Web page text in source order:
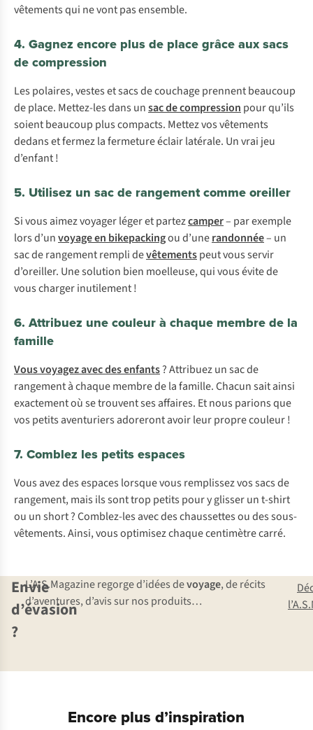
vêtements qui ne vont pas ensemble.
4. Gagnez encore plus de place grâce aux sacs
de compression
Les polaires, vestes et sacs de couchage prennent beaucoup
de place. Mettez-les dans unsac de compression pour qu’ils
soient beaucoup plus compacts. Mettez vos vêtements
dedans et fermez la fermeture éclair latérale. Un vrai jeu
d’enfant !
5. Utilisez un sac de rangement comme oreiller
Si vous aimez voyager léger et partezcamper– par exemple
lors d’unvoyage en bikepackingou d’unerandonnée– un
sac de rangement rempli devêtementspeut vous servir
d’oreiller. Une solution bien moelleuse, qui vous évite de
vous charger inutilement !
6. Attribuez une couleur à chaque membre de la
famille
Vous voyagez avec des enfants? Attribuez un sac de
rangement à chaque membre de la famille. Chacun sait ainsi
exactement où se trouvent ses affaires. Et nous parions que
vos petits aventuriers adoreront avoir leur propre couleur !
7. Comblez les petits espaces
Vous avez des espaces lorsque vous remplissez vos sacs de
rangement, mais ils sont trop petits pour y glisser un t-shirt
ou un short ? Comblez-les avec des chaussettes ou des sous-
vêtements. Ainsi, vous optimisez chaque centimètre carré.
Envie
d’évasion
?
L’A.S.Magazine regorge d’idées devoyage, de récits
d’aventures, d’avis sur nos produits…
Encore plus d’inspiration